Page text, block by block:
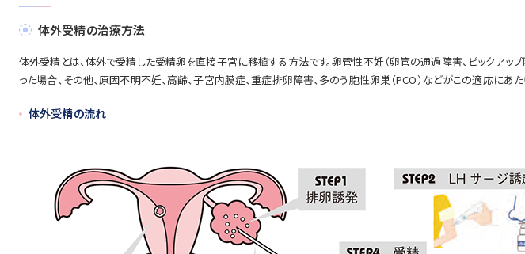
体外受精の治療方法
体外受精とは、体外で受精した受精卵を直接子宮に移植する方法です。卵管性不妊（卵管の通過障害、ピックア
った場合、その他、原因不明不妊、高齢、子宮内膜症、重症排卵障害、多のう胞性卵巣（PCO）などがこの適応にあた
体外受精の流れ